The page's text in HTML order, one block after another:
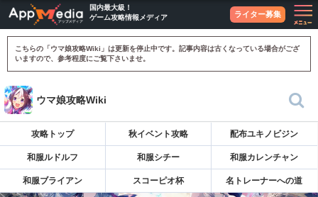
国内最大級！
ゲーム攻略情報メディア
ライター募集
こちらの「ウマ娘攻略Wiki」は更新を停止中です。記事内容は古くなっている場合がござ
いますので、参考程度にご覧下さいませ。
ウマ娘攻略Wiki
攻略トップ 秋イベント攻略 配布ユキノビジン
和服ルドルフ 和服シチー 和服カレンチャン
和服ブライアン スコーピオ杯 名トレーナーへの道